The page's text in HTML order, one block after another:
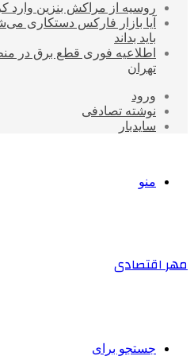
روسیه از مراکش بنزین وارد
آیا بازار فارکس دستکاری
باید بداند
اطلاعیه فوری قطع برق در
تهران
ورود
نوشته تصادفی
سایدبار
منو
مهر اقتصادی
جستجو برای